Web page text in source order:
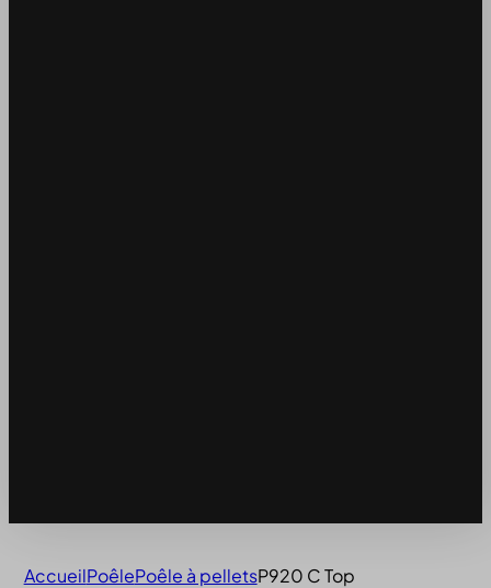
AccueilPoêlePoêle à pelletsP920 C Top